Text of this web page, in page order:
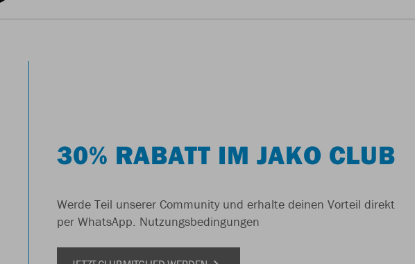
30% RABATT IM JAKO CLUB
Werde Teil unserer Community und erhalte deinen Vorteil direkt
per WhatsApp. Nutzungsbedingungen